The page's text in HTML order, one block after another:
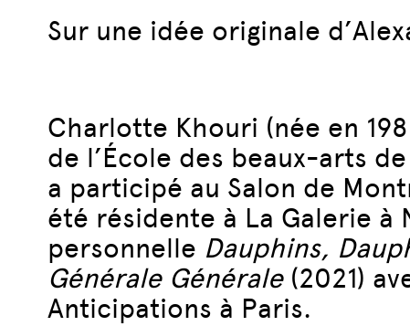
Sur une idée originale
Charlotte Khouri (née en
de l’École des beaux-arts
a participé au Salon de
été résidente à La Galerie à
personnelle Dauphins,
Générale Générale(2021)
Anticipations à Paris.